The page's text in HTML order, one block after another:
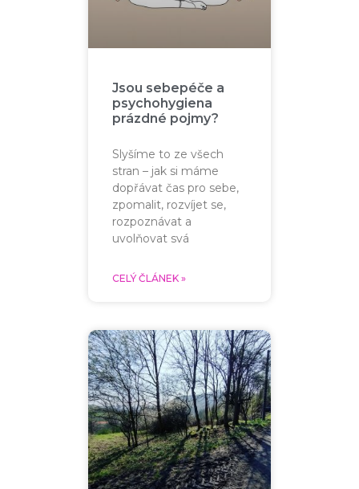
Jsou sebepéče a
psychohygiena
prázdné pojmy?
Slyšíme to ze všech
stran – jak si máme
dopřávat čas pro sebe,
zpomalit, rozvíjet se,
rozpoznávat a
uvolňovat svá
CELÝ ČLÁNEK »